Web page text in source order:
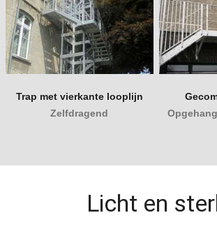
Trap met vierkante looplijn
Zelfdragend
Licht en